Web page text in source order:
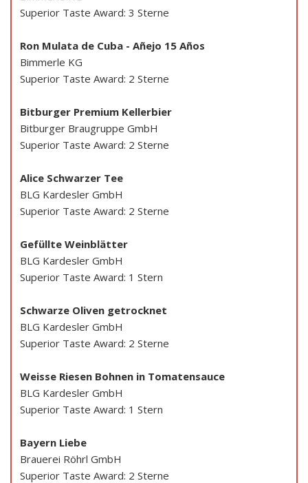
Superior Taste Award: 3 Sterne
Ron Mulata de Cuba - Añejo 15 Años
Bimmerle KG
Superior Taste Award: 2 Sterne
Bitburger Premium Kellerbier
Bitburger Braugruppe GmbH
Superior Taste Award: 2 Sterne
Alice Schwarzer Tee
BLG Kardesler GmbH
Superior Taste Award: 2 Sterne
Gefüllte Weinblätter
BLG Kardesler GmbH
Superior Taste Award: 1 Stern
Schwarze Oliven getrocknet
BLG Kardesler GmbH
Superior Taste Award: 2 Sterne
Weisse Riesen Bohnen in Tomatensauce
BLG Kardesler GmbH
Superior Taste Award: 1 Stern
Bayern Liebe
Brauerei Röhrl GmbH
Superior Taste Award: 2 Sterne